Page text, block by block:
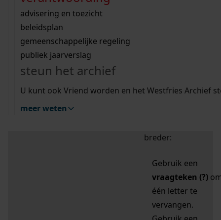
bouwvergunningen
omgevingsvergunningen
vergunningen
beeld en geluid
uitleg nodig?
Wij helpen u op weg met een aantal zoektips.
bekijk alle zoektips
Wij helpen u op weg met een aantal zoektips.
bekijk alle zoektips
bekijk ons geschiedenislokaal
advisering en toezicht
beleidsplan
gemeenschappelijke regeling
publiek jaarverslag
steun het archief
U kunt ook Vriend worden en het Westfries Archief
meer weten
zoektips
Mijn Studiezaal (inloggen)
uw zoekopdracht te
breder:
Gebruik een
vraagteken (?)
één letter te
vervangen.